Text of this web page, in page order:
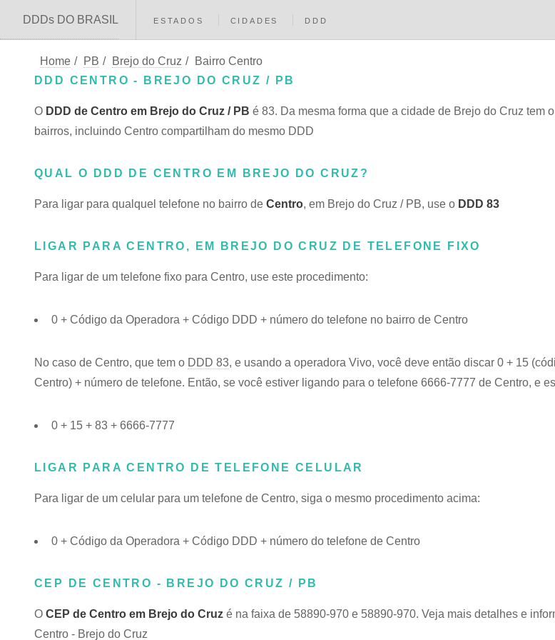
DDDs DO BRASIL ESTADOS CIDADES DDD
Home / PB / Brejo do Cruz /
Bairro Centro
DDD CENTRO - BREJO DO CRUZ / PB
O DDD de Centro em Brejo do Cruz / PB é 83. Da mesma forma que a cidade de Brejo do Cruz tem o
bairros, incluindo Centro compartilham do mesmo DDD
QUAL O DDD DE CENTRO EM BREJO DO CRUZ?
Para ligar para qualquel telefone no bairro de Centro, em Brejo do Cruz / PB, use o DDD 83
LIGAR PARA CENTRO, EM BREJO DO CRUZ DE TELEFONE FIXO
Para ligar de um telefone fixo para Centro, use este procedimento:
0 + Código da Operadora + Código DDD + número do telefone no bairro de Centro
No caso de Centro, que tem o DDD 83, e usando a operadora Vivo, você deve então discar 0 + 15
Centro) + número de telefone. Então, se você estiver ligando para o telefone 6666-7777 de Centro, e
0 + 15 + 83 + 6666-7777
LIGAR PARA CENTRO DE TELEFONE CELULAR
Para ligar de um celular para um telefone de Centro, siga o mesmo procedimento acima:
0 + Código da Operadora + Código DDD + número do telefone de Centro
CEP DE CENTRO - BREJO DO CRUZ / PB
O CEP de Centro em Brejo do Cruz é na faixa de 58890-970 e 58890-970. Veja mais detalhes e
Centro - Brejo do Cruz